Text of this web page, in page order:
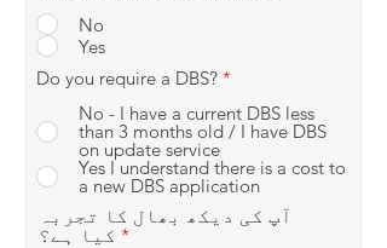
No
Yes
Do you require a DBS? *
No - I have a current DBS less
than 3 months old / I have DBS
on update service
Yes I understand there is a cost to
a new DBS application
آپ کی دیکھ بھال کا تجربہ
کیا ہے؟